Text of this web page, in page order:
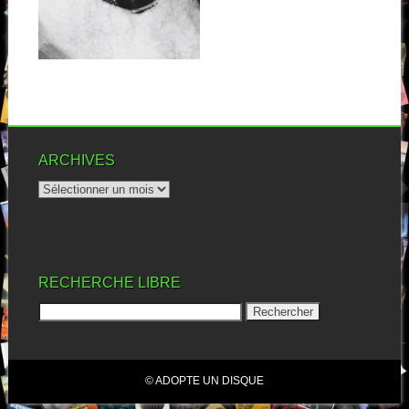
Jerusalem, et premier à
ARCHIVES
RECHERCHE LIBRE
© ADOPTE UN DISQUE